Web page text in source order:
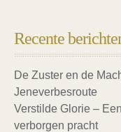
Recente
De Zuster en de
Jeneverbesroute
Verstilde Glorie –
verborgen pracht